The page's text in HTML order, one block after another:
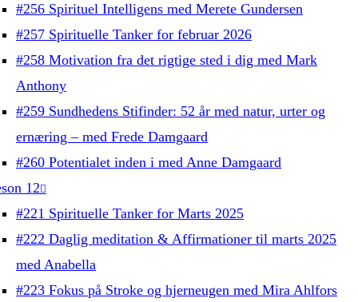
#256 Spirituel Intelligens med Merete Gundersen
#257 Spirituelle Tanker for februar 2026
#258 Motivation fra det rigtige sted i dig med Mark
Anthony
#259 Sundhedens Stifinder: 52 år med natur, urter og
ernæring – med Frede Damgaard
#260 Potentialet inden i med Anne Damgaard
12
#221 Spirituelle Tanker for Marts 2025
#222 Daglig meditation & Affirmationer til marts 2025
med Anabella
#223 Fokus på Stroke og hjerneugen med Mira Ahlfors